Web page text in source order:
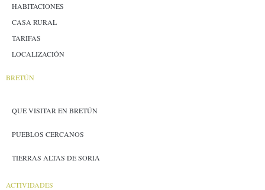
HABITACIONES
CASA RURAL
TARIFAS
LOCALIZACIÓN
BRETÚN
QUE VISITAR EN BRETÚN
PUEBLOS CERCANOS
TIERRAS ALTAS DE SORIA
ACTIVIDADES